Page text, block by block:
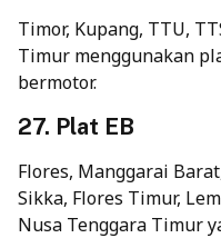
Timor, Kupang, TTU,
Timur menggunakan
bermotor.
27. Plat EB
Flores, Manggarai
Sikka, Flores Timur,
Nusa Tenggara Timur